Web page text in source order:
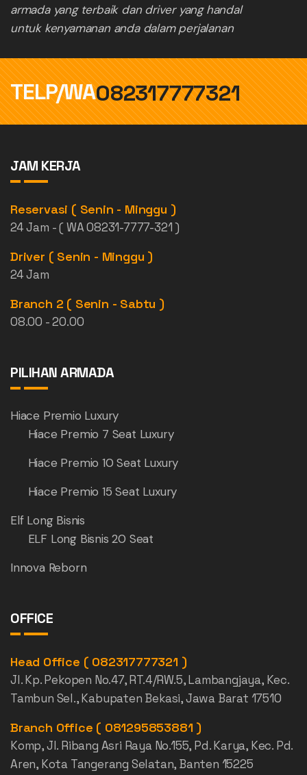
armada yang terbaik dan driver yang handal
untuk kenyamanan anda dalam perjalanan
TELP/WA082317777321
JAM KERJA
Reservasi ( Senin - Minggu )
24 Jam - ( WA 08231-7777-321 )
Driver ( Senin - Minggu )
24 Jam
Branch 2 ( Senin - Sabtu )
08.00 - 20.00
PILIHAN ARMADA
Hiace Premio Luxury
Hiace Premio 7 Seat Luxury
Hiace Premio 10 Seat Luxury
Hiace Premio 15 Seat Luxury
Elf Long Bisnis
ELF Long Bisnis 20 Seat
Innova Reborn
OFFICE
Head Office ( 082317777321 )
Jl. Kp. Pekopen No.47, RT.4/RW.5, Lambangjaya, Kec.
Tambun Sel., Kabupaten Bekasi, Jawa Barat 17510
Branch Office ( 081295853881 )
Komp, Jl. Ribang Asri Raya No.155, Pd. Karya, Kec. Pd.
Aren, Kota Tangerang Selatan, Banten 15225